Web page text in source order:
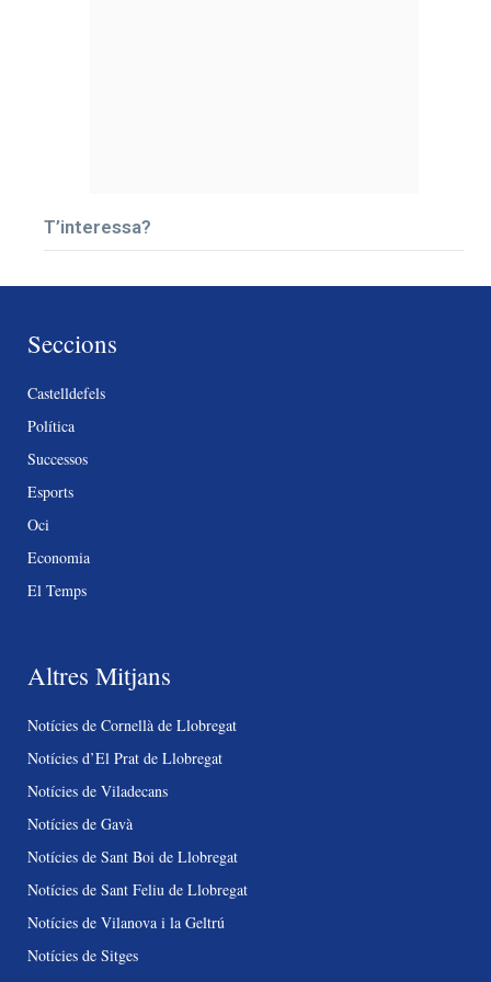
T’interessa?
Seccions
Castelldefels
Política
Successos
Esports
Oci
Economia
El Temps
Altres Mitjans
Notícies de Cornellà de Llobregat
Notícies d’El Prat de Llobregat
Notícies de Viladecans
Notícies de Gavà
Notícies de Sant Boi de Llobregat
Notícies de Sant Feliu de Llobregat
Notícies de Vilanova i la Geltrú
Notícies de Sitges